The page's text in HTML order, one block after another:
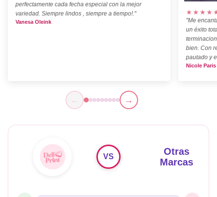
perfectamente cada fecha especial con la mejor
variedad. Siempre lindos , siempre a tiempo!."
Vanesa Oleink
"Me
un éxito
bien. Con
pautado y
Nicole Paris
← →
Otras
Marcas
VS